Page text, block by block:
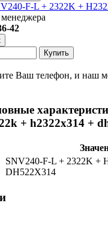
42
Ваш телефон, и наш
+ h2322x314 +
SNV240-F-L + 2322K +
DH522X314